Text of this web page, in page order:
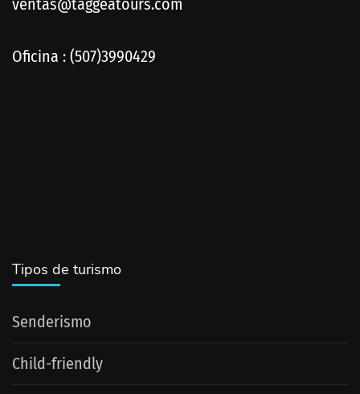
Oficina : (507)3990429
Tipos de turismo
Senderismo
Child-friendly